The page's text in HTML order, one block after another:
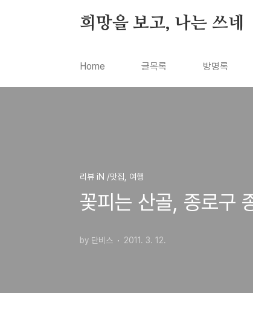
희망을 보고, 나는 쓰네
Home 글목록 방명록
리뷰 iN /맛집, 여행
꽃피는 산골, 종로구
by 단비스 2011. 3. 12.